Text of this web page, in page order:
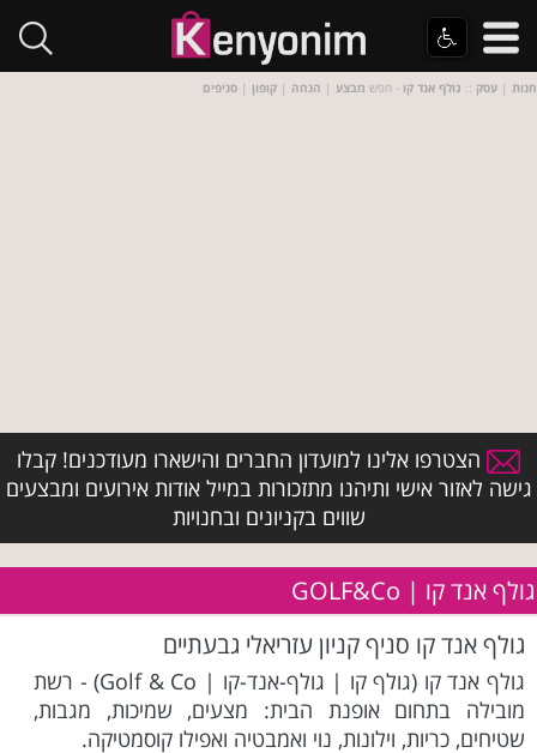
חנות | עסק :: גולף אנד קו - חפש מבצע | הנחה | קופון | סניפים
הצטרפו אלינו למועדון החברים והישארו מעודכנים! קבלו
גישה לאזור אישי ותיהנו מתזכורות במייל אודות אירועים ומבצעים
שווים בקניונים ובחנויות
גולף אנד קו | GOLF&Co
גולף אנד קו סניף קניון עזריאלי גבעתיים
גולף אנד קו (גולף קו | גולף-אנד-קו | Golf & Co) - רשת
מובילה בתחום אופנת הבית: מצעים, שמיכות, מגבות,
שטיחים, כריות, וילונות, נוי ואמבטיה ואפילו קוסמטיקה.